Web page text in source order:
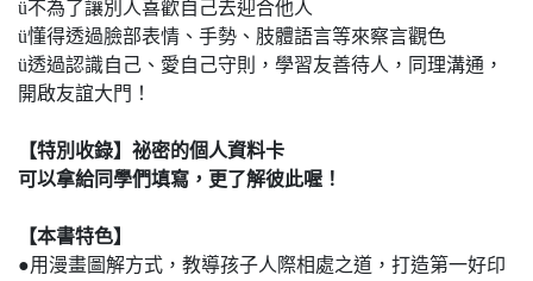
ü不為了讓別人喜歡自己去迎合他人
ü懂得透過臉部表情、手勢、肢體語言等來察言觀色
ü透過認識自己、愛自己守則，學習友善待人，同理溝通，
開啟友誼大門！
【特別收錄】祕密的個人資料卡
可以拿給同學們填寫，更了解彼此喔！
【本書特色】
●用漫畫圖解方式，教導孩子人際相處之道，打造第一好印